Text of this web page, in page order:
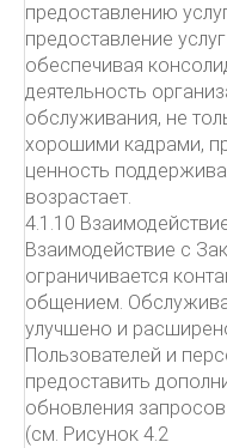
предоставлению
предоставление
обеспечивая
деятельность
обслуживания, не
хорошими кадрами,
ценность
возрастает.
4.1.10
Взаимодействие с
ограничивается
общением.
улучшено и
Пользователей и
предоставить
обновления
(см. Рисунок 4.2